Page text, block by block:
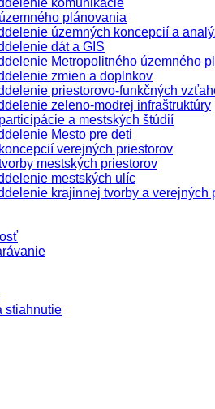
komunikácie
plánovania
územných koncepcií a
dát a GIS
Metropolitného územného
zmien a doplnkov
priestorovo-funkčných
zeleno-modrej infraštruktúry
a mestských štúdií
Mesto pre deti
verejných priestorov
mestských priestorov
mestských ulíc
krajinnej tvorby a verejných
stiahnutie